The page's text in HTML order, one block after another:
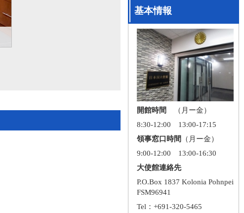
基本情報
開館時間
（月ー金）
8:30-12:00 13:00-17:15
領事窓口時間
（月ー金）
9:00-12:00 13:00-16:30
大使館連絡先
P.O.Box 1837 Kolonia Pohnpei
FSM96941
Tel：+691-320-5465